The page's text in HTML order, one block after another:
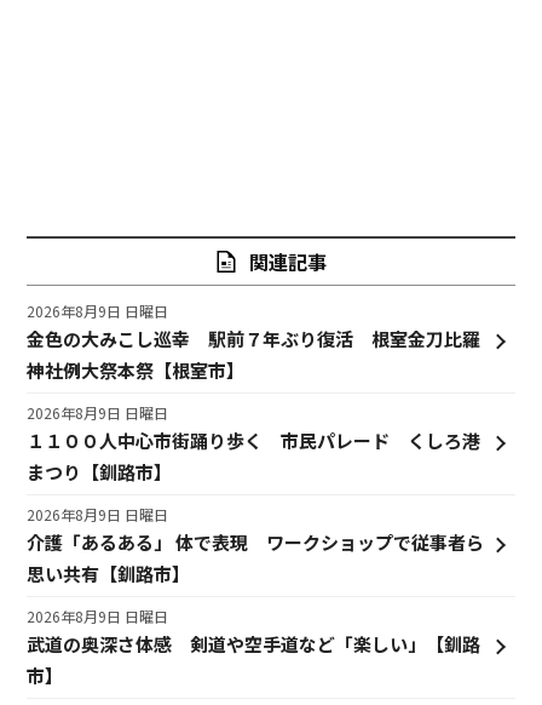
関連記事
金色の大みこし巡幸 駅前７年ぶり復活 根室金刀比羅
神社例大祭本祭【根室市】
2026年8月9日 日曜日
１１００人中心市街踊り歩く 市民パレード くしろ港
まつり【釧路市】
2026年8月9日 日曜日
介護「あるある」 体で表現 ワークショップで従事者ら
思い共有【釧路市】
2026年8月9日 日曜日
武道の奥深さ体感 剣道や空手道など「楽しい」【釧路
市】
2026年8月9日 日曜日